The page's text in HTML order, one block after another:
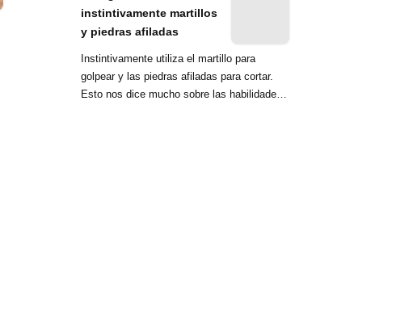
instintivamente martillos
y piedras afiladas
Instintivamente utiliza el martillo para
golpear y las piedras afiladas para cortar.
Esto nos dice mucho sobre las habilidades